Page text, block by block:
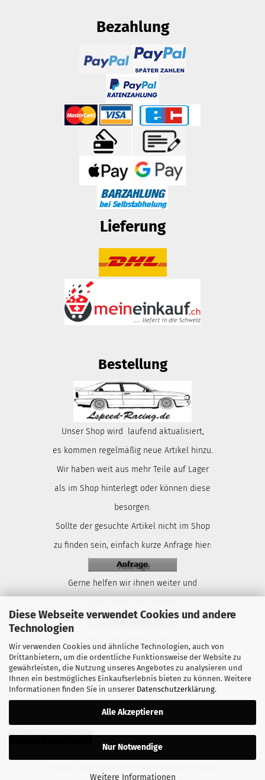
Diese Webseite verwendet Cookies und andere
Technologien
Wir verwenden Cookies und ähnliche Technologien, auch von
Drittanbietern, um die ordentliche Funktionsweise der Website zu
gewährleisten, die Nutzung unseres Angebotes zu analysieren und
Ihnen ein bestmögliches Einkaufserlebnis bieten zu können. Weitere
Informationen finden Sie in unserer Datenschutzerklärung.
Alle Akzeptieren
Nur Notwendige
Weitere Informationen
Bezahlung
Lieferung
Bestellung
Unser Shop wird laufend aktualisiert,
es kommen regelmäßig neue Artikel hinzu.
Wir haben weit aus mehr Teile auf Lager
als im Shop hinterlegt oder können diese
besorgen.
Sollte der gesuchte Artikel nicht im Shop
zu finden sein, einfach kurze Anfrage hier:
Gerne helfen wir ihnen weiter und
Vertrag widerrufen